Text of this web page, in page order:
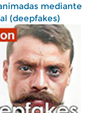
mediante
(deepfakes)